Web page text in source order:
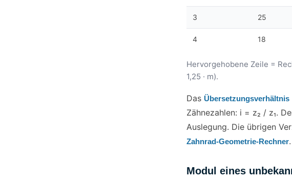
3 25
4 18
Hervorgehobene Zeile =
1,25 · m).
Das Übersetzungsverhältnis
Zähnezahlen: i = z₂ / z₁.
Auslegung. Die übrigen
Zahnrad-Geometrie-Rechner.
Modul eines